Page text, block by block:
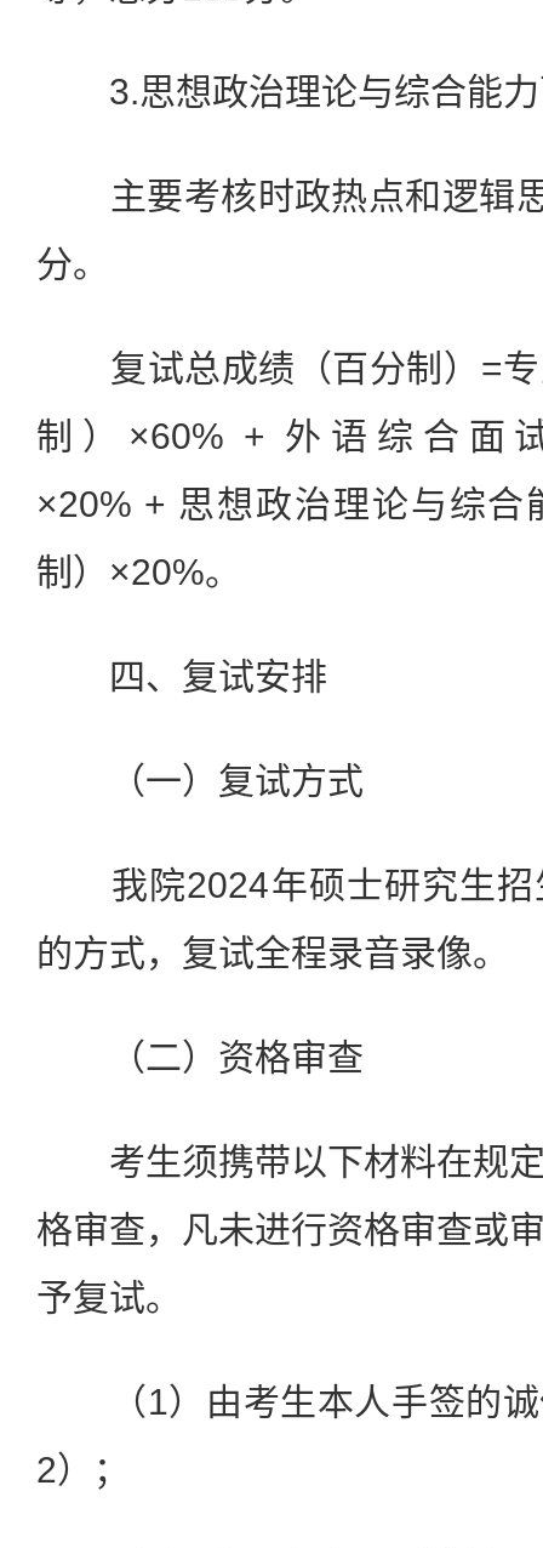
3.思想政治理论与综合能力
主要考核时政热点和逻辑
分。
复试总成绩（百分制）=专
制）×60% + 外语综合面
×20% + 思想政治理论与综合
制）×20%。
四、复试安排
（一）复试方式
我院2024年硕士研究生招
的方式，复试全程录音录像。
（二）资格审查
考生须携带以下材料在规定
格审查，凡未进行资格审查或
予复试。
（1）由考生本人手签的诚
2）；